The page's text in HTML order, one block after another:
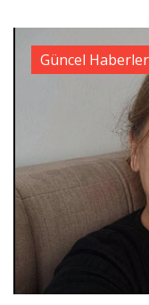
Güncel Haberler